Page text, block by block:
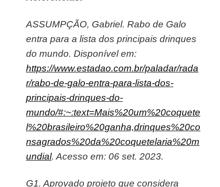
ASSUMPÇÃO, Gabriel. Rabo de Galo
entra para a lista dos principais drinques
do mundo. Disponível em:
https://www.estadao.com.br/paladar/rada
r/rabo-de-galo-entra-para-lista-dos-
principais-drinques-do-
mundo/#:~:text=Mais%20um%20coquete
l%20brasileiro%20ganha,drinques%20co
nsagrados%20da%20coquetelaria%20m
undial. Acesso em: 06 set. 2023.
G1. Aprovado projeto que considera